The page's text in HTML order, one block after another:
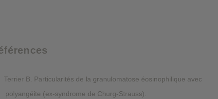
Terrier B. Particularités de la granulomatose éosinophilique avec
polyangéite (ex-syndrome de Churg-Strauss).